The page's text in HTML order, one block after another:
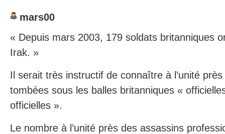
mars00
« Depuis mars 2003, 179 soldats britanniques
Irak. »
Il serait très instructif de connaître à l’unité près
tombées sous les balles britanniques «
officielles ».
Le nombre à l’unité près des assassins